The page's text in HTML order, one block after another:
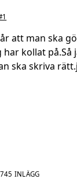
att man ska
har kollat
ska skriva
745 INLÄGG